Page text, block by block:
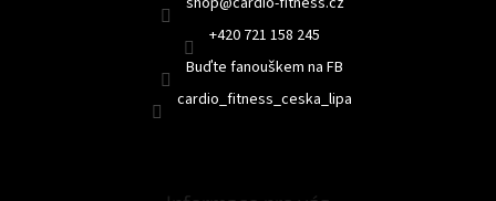
+420 721 158 245
Buďte fanouškem na FB
cardio_fitness_ceska_lipa